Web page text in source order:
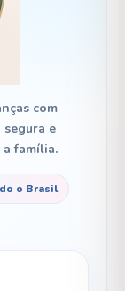
com
e
família.
o Brasil